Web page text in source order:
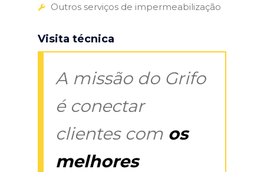
Outros serviços de impermeabilização
Visita técnica
A missão do Grifo
é conectar
clientes com os
melhores